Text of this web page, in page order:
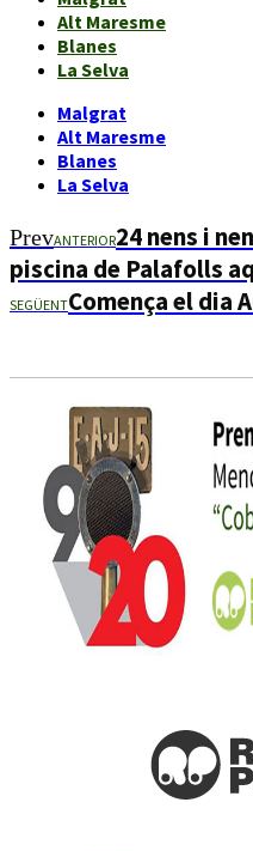
Alt Maresme
Blanes
La Selva
Malgrat
Alt Maresme
Blanes
La Selva
PrevANTERIOR24 nens i
piscina de Palafolls
SEGÜENTComença el dia